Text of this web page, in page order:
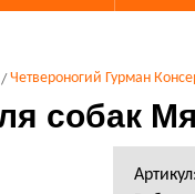
Четвероногий Гурман
собак